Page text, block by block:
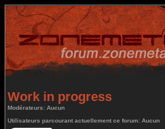
Work in progress
Modérateurs: Aucun
Utilisateurs parcourant actuellement ce forum: Aucun